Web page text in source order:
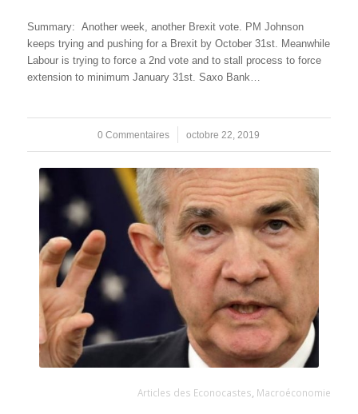
Summary: Another week, another Brexit vote. PM Johnson
keeps trying and pushing for a Brexit by October 31st. Meanwhile
Labour is trying to force a 2nd vote and to stall process to force
extension to minimum January 31st. Saxo Bank…
0 Commentaires
/ octobre 22, 2019
Articles des Econocastes Macroéconomie